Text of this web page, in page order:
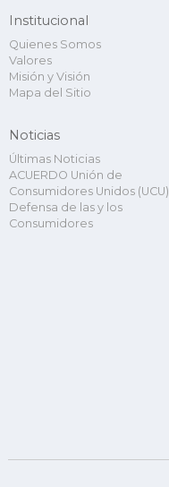
Institucional
Quienes Somos
Valores
Misión y Visión
Mapa del Sitio
Noticias
Últimas Noticias
ACUERDO Unión de
Consumidores Unidos (UCU)
Defensa de las y los
Consumidores